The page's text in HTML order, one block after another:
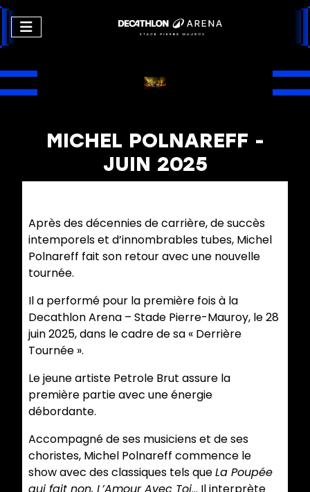
MICHEL POLNAREFF -
JUIN 2025
Après des décennies de carrière, de succès
intemporels et d’innombrables tubes, Michel
Polnareff fait son retour avec une nouvelle
tournée.
Il a performé pour la première fois à la
Decathlon Arena – Stade Pierre-Mauroy, le 28
juin 2025, dans le cadre de sa « Derrière
Tournée ».
Le jeune artiste Petrole Brut assure la
première partie avec une énergie
débordante.
Accompagné de ses musiciens et de ses
choristes, Michel Polnareff commence le
show avec des classiques tels queLa Poupée
qui fait non, L’Amour Avec Toi… Il interprète